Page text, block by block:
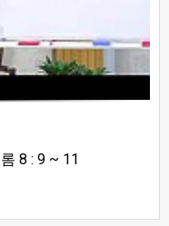
8 : 9 ~ 11